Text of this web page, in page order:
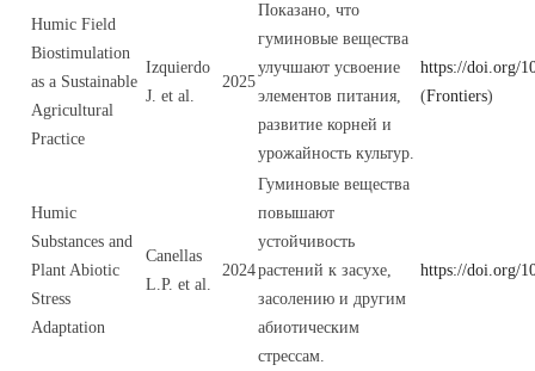
Humic Field
Biostimulation
as a Sustainable
Agricultural
Practice
Izquierdo
J. et al.
2025
Показано, что
гуминовые вещества
улучшают усвоение
элементов питания,
развитие корней и
урожайность культур.
https://doi.org/
(Frontiers)
Humic
Substances and
Plant Abiotic
Stress
Adaptation
Canellas
L.P. et al.
2024
Гуминовые вещества
повышают
устойчивость
растений к засухе,
засолению и другим
абиотическим
стрессам.
https://doi.org/